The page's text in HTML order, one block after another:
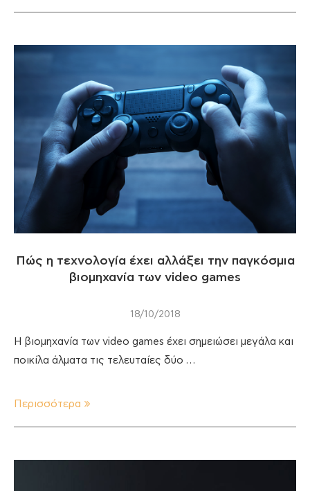
Πώς η τεχνολογία έχει αλλάξει την παγκόσμια
βιομηχανία των video games
18/10/2018
Η βιομηχανία των video games έχει σημειώσει μεγάλα και
ποικίλα άλματα τις τελευταίες δύο …
Περισσότερα